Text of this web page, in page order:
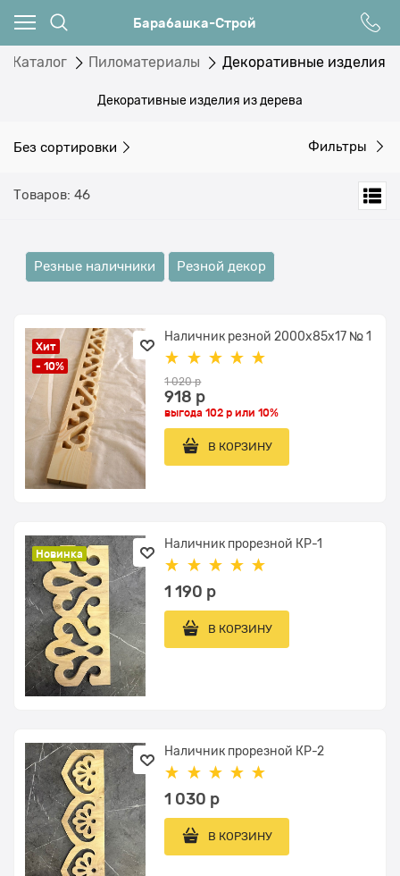
Барабашка-Строй
Каталог Пиломатериалы Декоративные изделия
Декоративные изделия из дерева
Без сортировки Фильтры
Товаров: 46
Резные наличники Резной декор
Хит
- 10%
Наличник резной 2000x85х17 № 1
1 020 р
918 р
выгода102 р или10%
В КОРЗИНУ
Новинка
Наличник прорезной КР-1
1 190 р
В КОРЗИНУ
Наличник прорезной КР-2
1 030 р
В КОРЗИНУ